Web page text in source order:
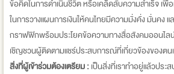
ข้อคิดในการดำเนินชีวิต หรือเคล็ดลับความสำเร็จ เพื่อ
ในการวางแผนการเงินให้คนไทยมีความมั่งคั่ง มั่นคง
กราฟฟิกพร้อมประโยคข้อความทางสื่อสังคมออนไล
เชิญชวนผู้ติดตามแชร์ประสบการณ์ที่เกี่ยวข้องของตน
สิ่งที่ผู้เข้าร่วมต้องเตรียม :เป็นสิ่งที่เราทำอยู่แล้วประ